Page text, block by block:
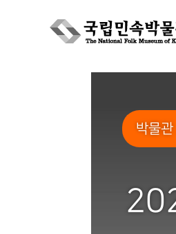
Skip
박물관